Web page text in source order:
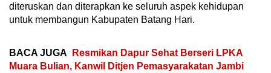
diteruskan dan diterapkan ke seluruh aspek kehidupan
untuk membangun Kabupaten Batang Hari.
BACA JUGA
Resmikan Dapur Sehat Berseri LPKA
Muara Bulian, Kanwil Ditjen Pemasyarakatan Jambi